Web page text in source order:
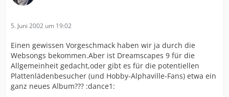
5. Juni 2002 um 19:02
Einen gewissen Vorgeschmack haben wir ja durch die
Websongs bekommen.Aber ist Dreamscapes 9 für die
Allgemeinheit gedacht,oder gibt es für die potentiellen
Plattenlädenbesucher (und Hobby-Alphaville-Fans) etwa ein
ganz neues Album??? :dance1: